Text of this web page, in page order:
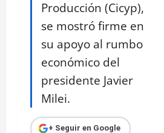
Producción (Cicyp),
se mostró firme en
su apoyo al rumbo
económico del
presidente Javier
Milei.
+ Seguir en Google